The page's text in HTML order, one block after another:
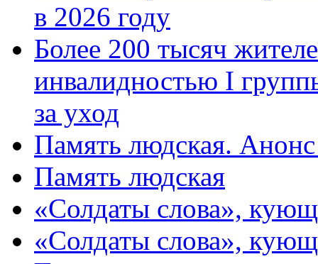
в 2026 году
Более 200 тысяч
инвалидностью I
за уход
Память людская.
Память людская
«Солдаты слова»,
«Солдаты слова»,